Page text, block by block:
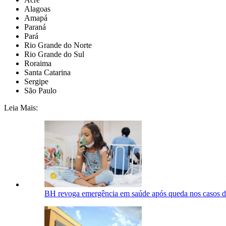
Alagoas
Amapá
Paraná
Pará
Rio Grande do Norte
Rio Grande do Sul
Roraima
Santa Catarina
Sergipe
São Paulo
Leia Mais:
BH revoga emergência em saúde após queda nos casos